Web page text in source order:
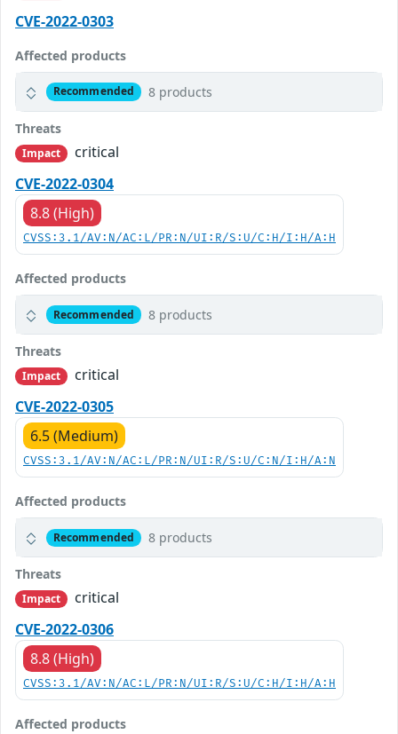
CVE-2022-0303
Affected products
Recommended 8 products
Threats
Impact
critical
CVE-2022-0304
8.8 (High)
CVSS:3.1/AV:N/AC:L/PR:N/UI:R/S:U/C:H/I:H/A:H
Affected products
Recommended 8 products
Threats
Impact
critical
CVE-2022-0305
6.5 (Medium)
CVSS:3.1/AV:N/AC:L/PR:N/UI:R/S:U/C:N/I:H/A:N
Affected products
Recommended 8 products
Threats
Impact
critical
CVE-2022-0306
8.8 (High)
CVSS:3.1/AV:N/AC:L/PR:N/UI:R/S:U/C:H/I:H/A:H
Affected products